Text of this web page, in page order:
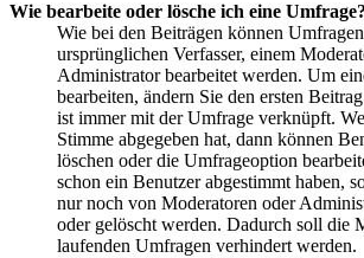
Wie bearbeite oder lösche ich eine Umfrage?
Wie bei den Beiträgen können
ursprünglichen Verfasser, einem
Administrator bearbeitet werden. Um
bearbeiten, ändern Sie den ersten
ist immer mit der Umfrage verknüpft.
Stimme abgegeben hat, dann können
löschen oder die Umfrageoption
schon ein Benutzer abgestimmt haben,
nur noch von Moderatoren oder
oder gelöscht werden. Dadurch soll die
laufenden Umfragen verhindert werden.